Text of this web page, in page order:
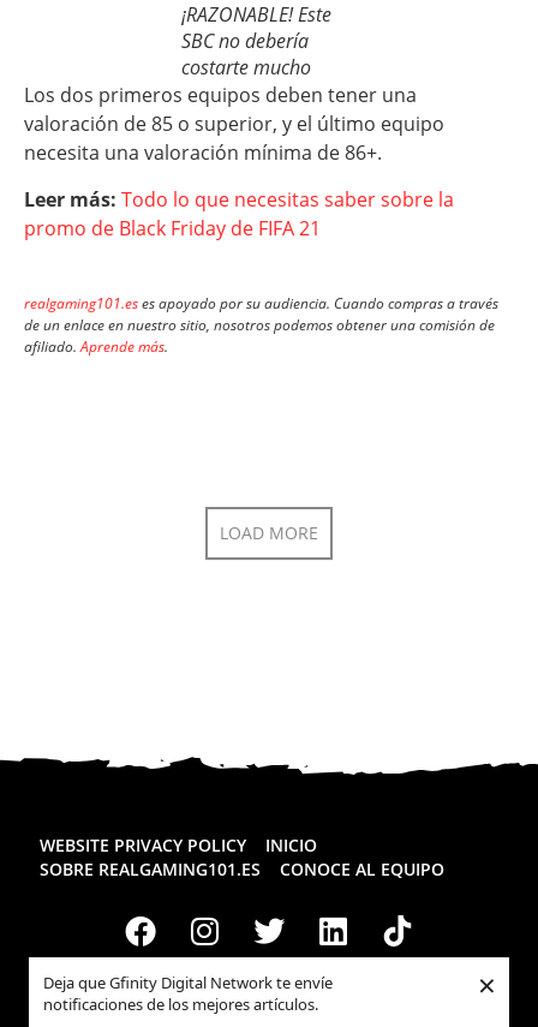
Deja que Gfinity Digital Network te envíe
notificaciones de los mejores artículos.
×
¡RAZONABLE! Este
SBC no debería
costarte mucho
Los dos primeros equipos deben tener una
valoración de 85 o superior, y el último equipo
necesita una valoración mínima de 86+.
Leer más: Todo lo que necesitas saber sobre la
promo de Black Friday de FIFA 21
realgaming101.eses apoyado por su audiencia. Cuando compras a través
de un enlace en nuestro sitio, nosotros podemos obtener una comisión de
afiliado.Aprende más.
LOAD MORE
WEBSITE PRIVACY POLICY
INICIO
SOBRE REALGAMING101.ES
CONOCE AL EQUIPO
Todos los derechos reservadosRealgaming.es